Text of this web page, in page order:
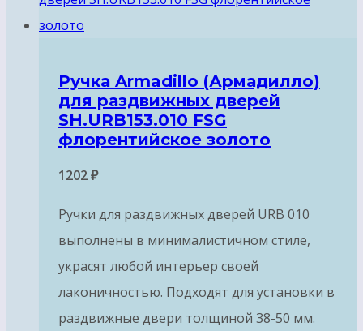
Ручка Armadillo (Армадилло)
для раздвижных дверей
SH.URB153.010 FSG
флорентийское золото
1202₽
Ручки для раздвижных дверей URB 010
выполнены в минималистичном стиле,
украсят любой интерьер своей
лаконичностью. Подходят для установки в
раздвижные двери толщиной 38-50 мм.